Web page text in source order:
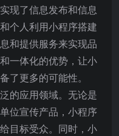
现了信息发布和信息
个人利用小程序搭建
和提供服务来实现品
一体化的优势，让小
了更多的可能性。
的应用领域。无论是
位宣传产品，小程序
目标受众。同时，小